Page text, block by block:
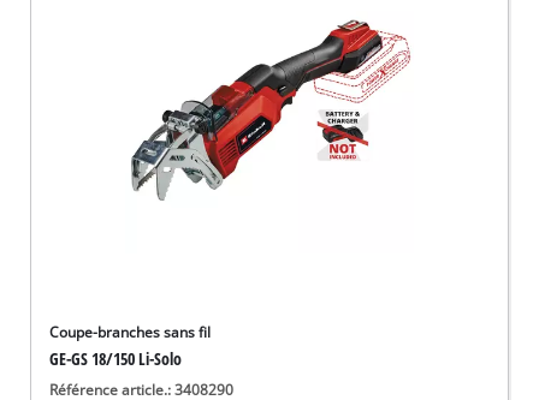
Coupe-branches sans fil
GE-GS 18/150 Li-Solo
Référence article.: 3408290